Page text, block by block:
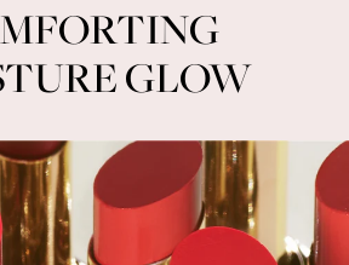
GLOW